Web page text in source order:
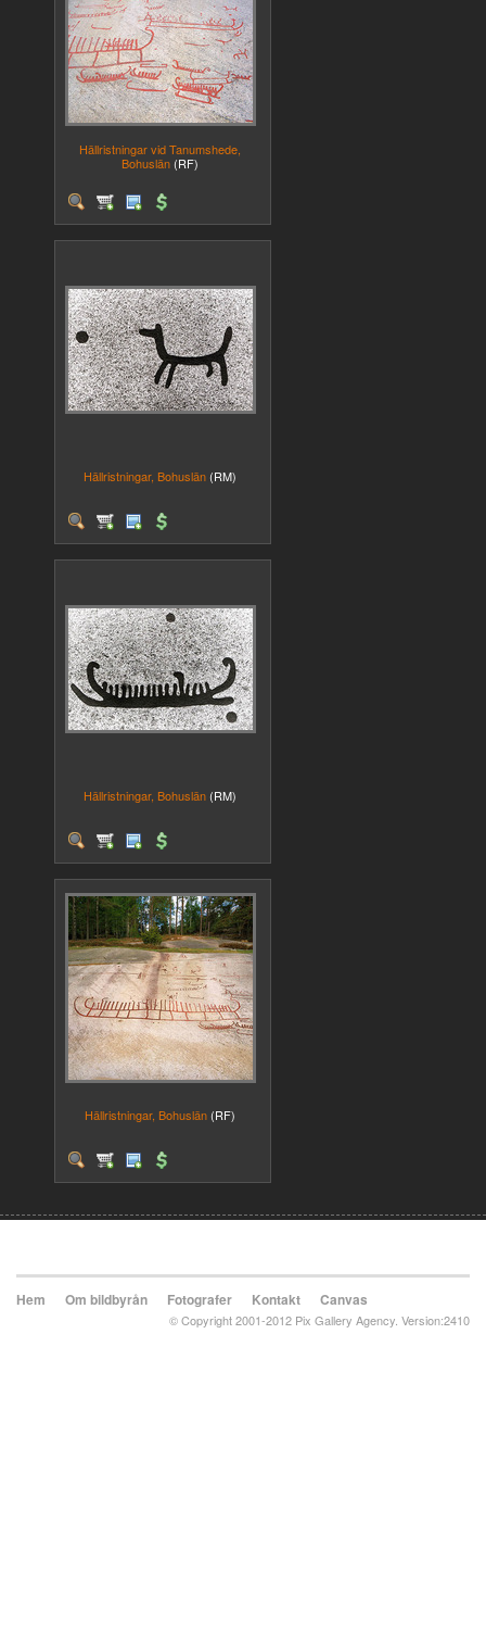
Hällristningar vid Tanumshede,
Bohuslän (RF)
Hällristningar, Bohuslän (RM)
Hällristningar, Bohuslän (RM)
Hällristningar, Bohuslän (RF)
Hem Om bildbyrån Fotografer Kontakt Canvas
© Copyright 2001-2012 Pix Gallery Agency. Version:2410